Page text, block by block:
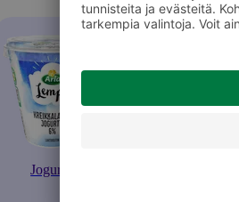
Jogurtit